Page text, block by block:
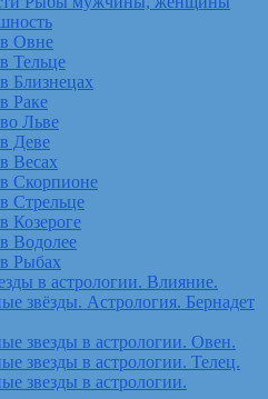
Овне
Тельце
Близнецах
Раке
Льве
Деве
Весах
Скорпионе
Стрельце
Козероге
Водолее
Рыбах
в астрологии. Влияние.
звёзды. Астрология. Бернадет
звезды в астрологии. Овен.
звезды в астрологии. Телец.
звезды в астрологии.